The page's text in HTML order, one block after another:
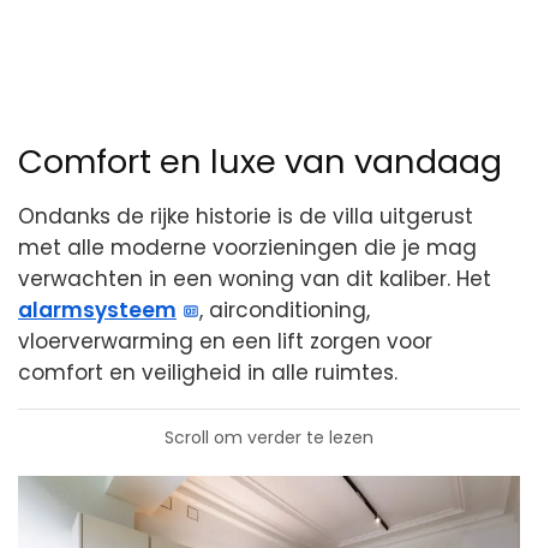
Comfort en luxe van vandaag
Ondanks de rijke historie is de villa uitgerust
met alle moderne voorzieningen die je mag
verwachten in een woning van dit kaliber. Het
alarmsysteem
, airconditioning,
vloerverwarming en een lift zorgen voor
comfort en veiligheid in alle ruimtes.
Scroll om verder te lezen